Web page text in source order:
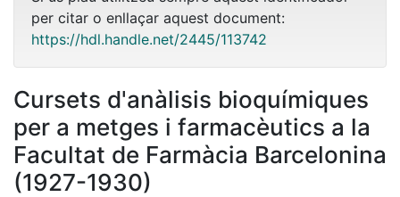
per citar o enllaçar aquest document:
https://hdl.handle.net/2445/113742
Cursets d'anàlisis bioquímiques
per a metges i farmacèutics a la
Facultat de Farmàcia Barcelonina
(1927-1930)